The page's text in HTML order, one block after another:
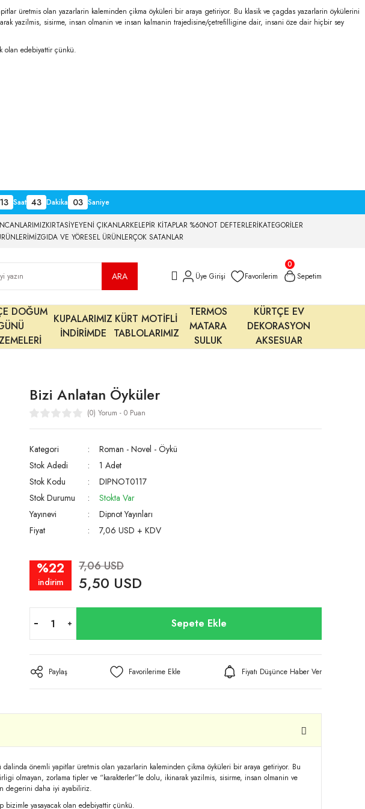
üretmis olan yazarlarin kaleminden çikma öyküleri bir araya getiriyor. Bu klasik ve çagdas yazarlarin öykülerini
yazilmis, sisirme, insan olmanin ve insan kalmanin trajedisine/çetrefilligine dair, insani öze dair hiçbir sey
olan edebiyattir çünkü.
13 Saat 43 Dakika 01 Saniye
KIRTASİYEYENİ ÇIKANLARKELEPİR KİTAPLAR %60NOT DEFTERLERİKATEGORİLER
GIDA VE YÖRESEL ÜRÜNLERÇOK SATANLAR
ARA Üye Girişi Favorilerim Sepetim
0
DOĞUM
KUPALARIMIZ
İNDİRİMDE
KÜRT MOTİFLİ
TABLOLARIMIZ
TERMOS
MATARA
SULUK
KÜRTÇE EV
DEKORASYON
AKSESUAR
Bizi Anlatan Öyküler
(0) Yorum - 0 Puan
Kategori
Roman - Novel - Öykü
Stok Adedi
1 Adet
Stok Kodu
DIPNOT0117
Stok Durumu
Stokta Var
Yayınevi
Dipnot Yayınları
Fiyat
7,06 USD + KDV
%22
indirim
7,06 USD
5,50 USD
Sepete Ekle
Paylaş Fiyatı Düşünce Haber Ver
önemli yapitlar üretmis olan yazarlarin kaleminden çikma öyküleri bir araya getiriyor. Bu
olmayan, zorlama tipler ve “karakterler”le dolu, ikinarak yazilmis, sisirme, insan olmanin ve
degerini daha iyi ayabiliriz.
yasayacak olan edebiyattir çünkü.